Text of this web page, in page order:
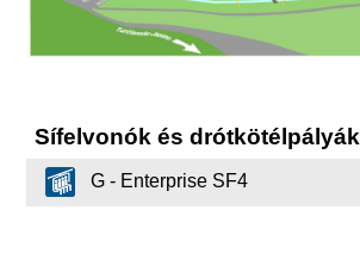
Sífelvonók és drótkötélpályák
G - Enterprise SF4